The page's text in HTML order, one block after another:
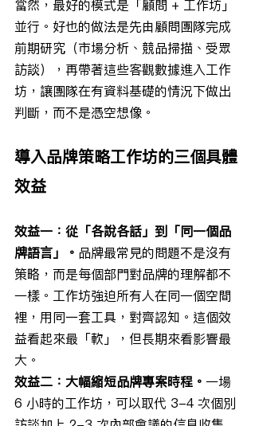
當然，最好的模式是「顧問 + 工作坊」
並行。好也的做法是先由顧問團隊完成
前期研究（市場分析、競品掃描、受眾
訪談），再帶著這些客觀數據進入工作
坊，讓團隊在有資料基礎的情況下做出
判斷，而不是憑空想像。
導入品牌策略工作坊的三個具體
效益
效益一：從「各說各話」到「同一個品
牌語言」。 品牌最常見的問題不是沒有
策略，而是每個部門對品牌的理解都不
一樣。工作坊強迫所有人在同一個空間
裡，用同一套工具，對齊認知。這個效
益看起來最「軟」，但長期來看影響最
大。
效益二：大幅縮短品牌專案時程。 一場
6 小時的工作坊，可以取代 3-4 次個別